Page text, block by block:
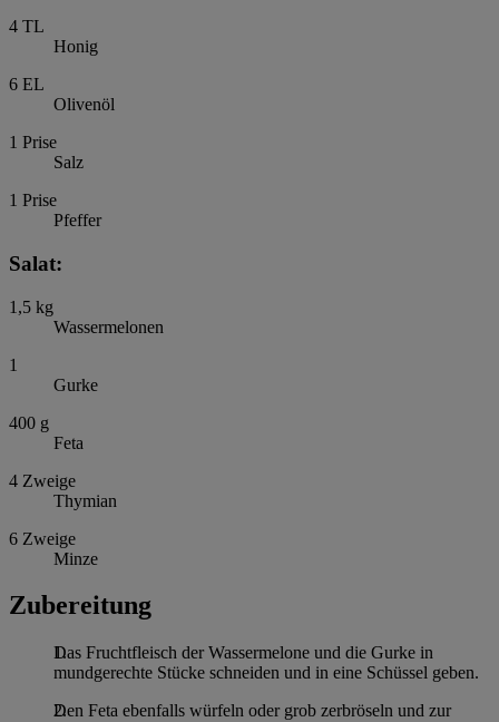
4 TL
Honig
6 EL
Olivenöl
1 Prise
Salz
1 Prise
Pfeffer
Salat:
1,5 kg
Wassermelonen
1
Gurke
400 g
Feta
4 Zweige
Thymian
6 Zweige
Minze
Zubereitung
Das Fruchtfleisch der Wassermelone und die Gurke in
mundgerechte Stücke schneiden und in eine Schüssel geben.
Den Feta ebenfalls würfeln oder grob zerbröseln und zur